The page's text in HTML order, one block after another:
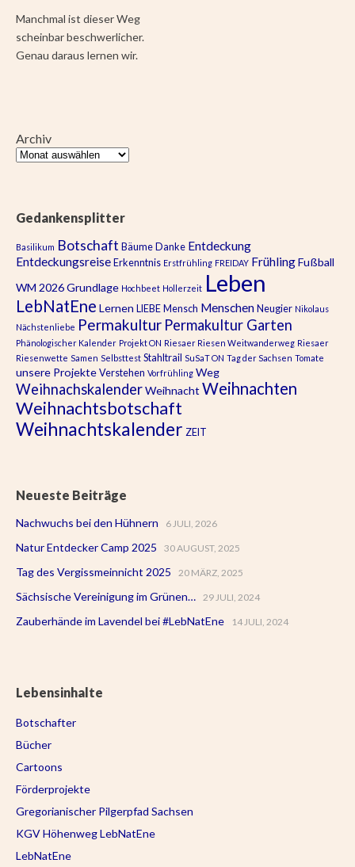
Manchmal ist dieser Weg
scheinbar beschwerlicher.
Genau daraus lernen wir.
Archiv
Gedankensplitter
Basilikum Botschaft Bäume Danke Entdeckung
Entdeckungsreise Erkenntnis Erstfrühling FREIDAY FrühlingFußball
WM 2026Grundlage Hochbeet Hollerzeit Leben
LebNatEne Lernen LIEBE Mensch Menschen Neugier Nikolaus
Nächstenliebe Permakultur Permakultur Garten
Phänologischer Kalender Projekt ON Riesaer Riesen Weitwanderweg Riesaer
Riesenwette Samen Selbsttest Stahltrail SuSaT ON Tag der Sachsen Tomate
unsere Projekte Verstehen Vorfrühling Weg
WeihnachskalenderWeihnachtWeihnachten
Weihnachtsbotschaft
Weihnachtskalender ZEIT
Neueste Beiträge
Nachwuchs bei den Hühnern 6 JULI, 2026
Natur Entdecker Camp 2025 30 AUGUST, 2025
Tag des Vergissmeinnicht 2025 20 MÄRZ, 2025
Sächsische Vereinigung im Grünen… 29 JULI, 2024
Zauberhände im Lavendel bei #LebNatEne 14 JULI, 2024
Lebensinhalte
Botschafter
Bücher
Cartoons
Förderprojekte
Gregorianischer Pilgerpfad Sachsen
KGV Höhenweg LebNatEne
LebNatEne